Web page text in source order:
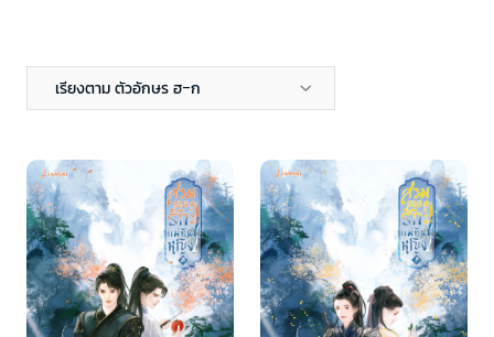
เรียงตาม ตัวอักษร ฮ-ก